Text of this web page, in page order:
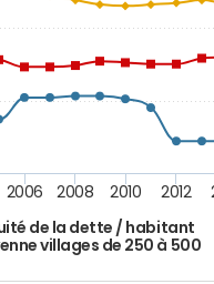
de la dette / habitant
villages de 250 à 500
2006 2008 2010 2012